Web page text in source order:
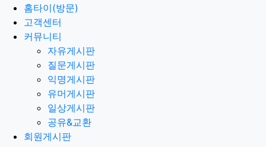
홈타이(방문)
고객센터
커뮤니티
자유게시판
질문게시판
익명게시판
유머게시판
일상게시판
공유&교환
회원게시판